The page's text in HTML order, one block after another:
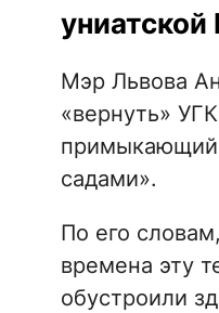
Мэр Львова
«вернуть»
примыкающий
садами».
По его
времена эту
обустроили